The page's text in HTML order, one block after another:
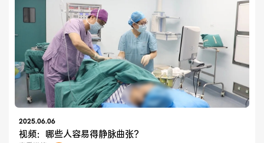
2025.06.06
视频：哪些人容易得静脉曲张？